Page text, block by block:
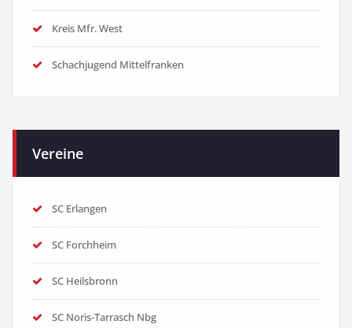
Kreis Mfr. West
Schachjugend Mittelfranken
Vereine
SC Erlangen
SC Forchheim
SC Heilsbronn
SC Noris-Tarrasch Nbg